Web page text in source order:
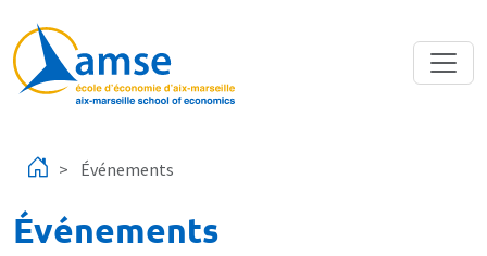
Événements
Événements